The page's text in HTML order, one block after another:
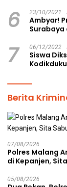
6 23/10/2021
Ambyar!
Surabaya
7 06/12/2022
Siswa
Berita
07/08/2026
Polres Malang
di Kepanjen,
05/08/2026